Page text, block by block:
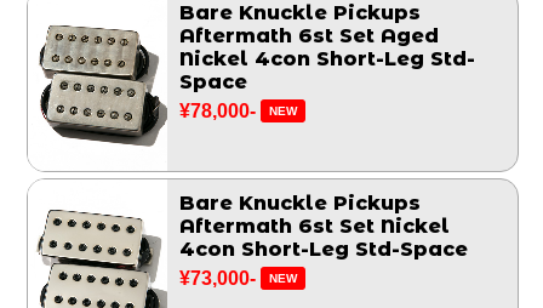
Bare Knuckle Pickups
Aftermath 6st Set Aged
Nickel 4con Short-Leg Std-
Space
¥78,000- NEW
Bare Knuckle Pickups
Aftermath 6st Set Nickel
4con Short-Leg Std-Space
¥73,000- NEW